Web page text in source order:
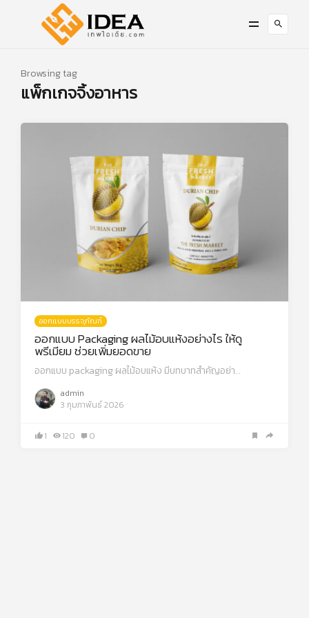
Browsing tag
แพ็กเกจจิ้งอาหาร
ออกแบบบรรจุภัณฑ์
ออกแบบ Packaging ผลไม้อบแห้งอย่างไร ให้ดู
พรีเมียม ช่วยเพิ่มยอดขาย
ออกแบบ packaging ผลไม้อบแห้ง มีบทบาทสำคัญอย่า…
admin
3 กุมภาพันธ์ 2026
1 120 0